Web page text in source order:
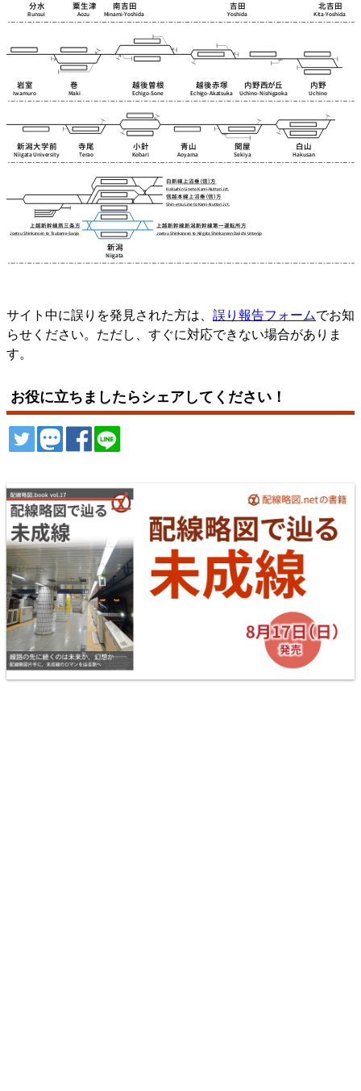
サイト中に誤りを発見された方は、 誤り報告フォームでお知
らせください。ただし、すぐに対応できない場合がありま
す。
お役に立ちましたらシェアしてください！
ツイートトゥート
シェア